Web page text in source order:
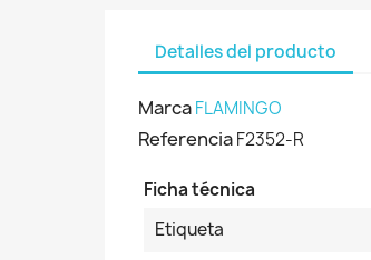
Detalles del producto
MarcaFLAMINGO
ReferenciaF2352-R
Ficha técnica
Etiqueta